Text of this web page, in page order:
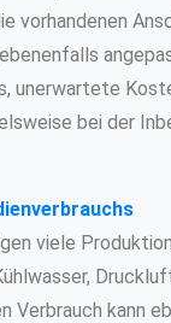
vorhandenen
unerwartete
bei der
viele
Verbrauch kann